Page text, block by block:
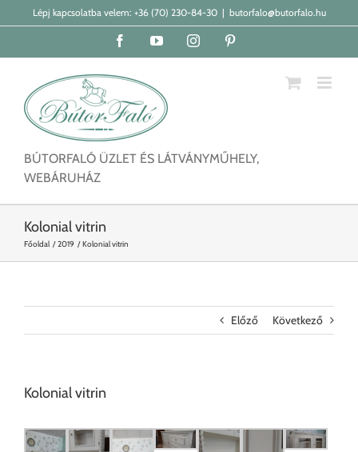
KihagyásLépj kapcsolatba velem: +36 (70) 230-84-30 | butorfalo@butorfalo.hu
FacebookYouTubeInstagram
BÚTORFALÓ ÜZLET ÉS LÁTVÁNYMŰHELY,
WEBÁRUHÁZ
Kolonial vitrin
Főoldal 2019 Kolonial vitrin
Előző Következő
Kolonial vitrin